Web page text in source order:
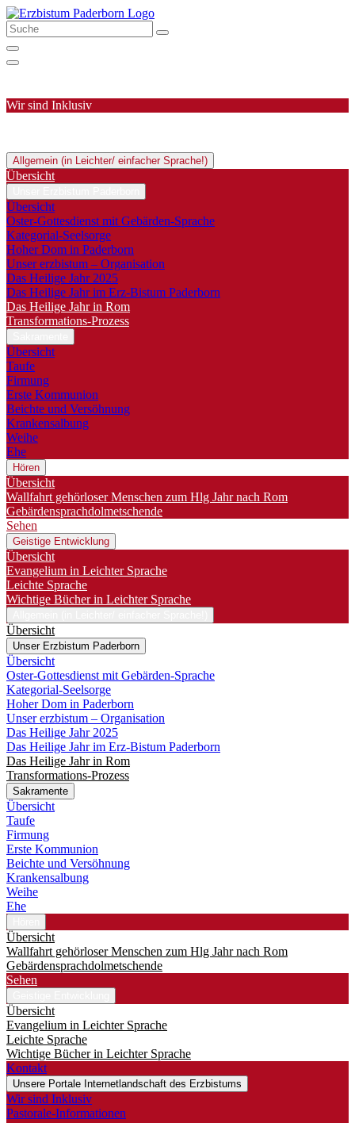
Wir sind Inklusiv
Allgemein (in Leichter/ einfacher Sprache!)
Übersicht
Übersicht
Oster-Gottesdienst mit Gebärden-Sprache
Kategorial-Seelsorge
Hoher Dom in Paderborn
Unser erzbistum – Organisation
Das Heilige Jahr 2025
Das Heilige Jahr im Erz-Bistum Paderborn
Das Heilige Jahr in Rom
Transformations-Prozess
Übersicht
Taufe
Firmung
Erste Kommunion
Beichte und Versöhnung
Krankensalbung
Weihe
Ehe
Hören
Übersicht
Wallfahrt gehörloser Menschen zum Hlg Jahr nach Rom
Gebärdensprachdolmetschende
Sehen
Geistige Entwicklung
Übersicht
Evangelium in Leichter Sprache
Leichte Sprache
Wichtige Bücher in Leichter Sprache
Übersicht
Unser Erzbistum Paderborn
Übersicht
Oster-Gottesdienst mit Gebärden-Sprache
Kategorial-Seelsorge
Hoher Dom in Paderborn
Unser erzbistum – Organisation
Das Heilige Jahr 2025
Das Heilige Jahr im Erz-Bistum Paderborn
Das Heilige Jahr in Rom
Transformations-Prozess
Sakramente
Übersicht
Taufe
Firmung
Erste Kommunion
Beichte und Versöhnung
Krankensalbung
Weihe
Ehe
Übersicht
Wallfahrt gehörloser Menschen zum Hlg Jahr nach Rom
Gebärdensprachdolmetschende
Sehen
Übersicht
Evangelium in Leichter Sprache
Leichte Sprache
Wichtige Bücher in Leichter Sprache
Kontakt
Unsere Portale Internetlandschaft des Erzbistums
Wir sind Inklusiv
Pastorale-Informationen